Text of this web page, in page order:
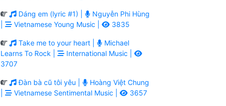
Dáng em (lyric #1) |
Nguyễn Phi Hùng
Vietnamese Young Music | 3835
Take me to your heart |
Michael
Learns To Rock |
International Music |
3707
Đàn bà cũ tôi yêu |
Hoàng Việt Chung
Vietnamese Sentimental Music | 3657